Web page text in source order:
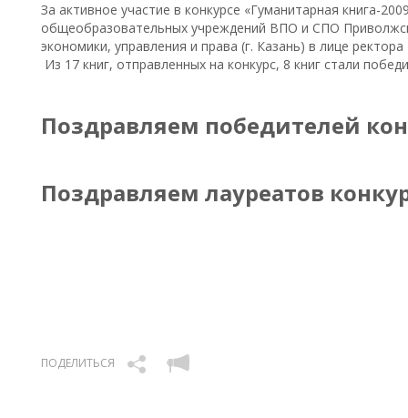
За активное участие в конкурсе «Гуманитарная книга-
общеобразовательных учреждений ВПО и СПО
экономики, управления и права (г. Казань) в лице
Из 17 книг, отправленных на конкурс, 8 книг стали
Поздравляем победителей
Поздравляем лауреатов
ПОДЕЛИТЬСЯ